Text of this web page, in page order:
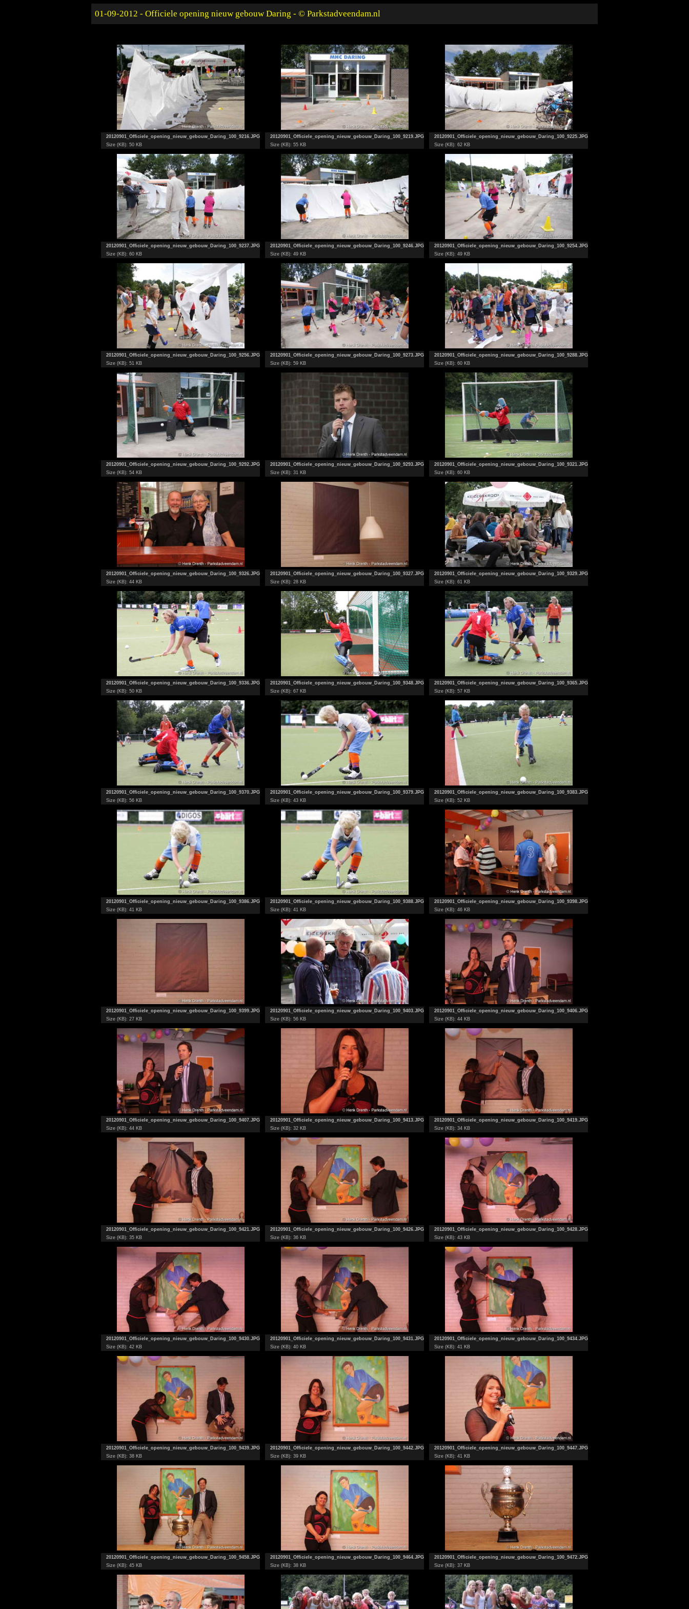
01-09-2012 - Officiele opening nieuw gebouw Daring - © Parkstadveendam.nl
20120901_Officiele_opening_nieuw_gebouw_Daring_100_9216.JPG
Size (KB): 50 KB
20120901_Officiele_opening_nieuw_gebouw_Daring_100_9219.JPG
Size (KB): 55 KB
20120901_Officiele_opening_nieuw_gebouw_Daring_100_9225.JPG
Size (KB): 62 KB
20120901_Officiele_opening_nieuw_gebouw_Daring_100_9237.JPG
Size (KB): 60 KB
20120901_Officiele_opening_nieuw_gebouw_Daring_100_9246.JPG
Size (KB): 49 KB
20120901_Officiele_opening_nieuw_gebouw_Daring_100_9254.JPG
Size (KB): 49 KB
20120901_Officiele_opening_nieuw_gebouw_Daring_100_9256.JPG
Size (KB): 51 KB
20120901_Officiele_opening_nieuw_gebouw_Daring_100_9273.JPG
Size (KB): 59 KB
20120901_Officiele_opening_nieuw_gebouw_Daring_100_9288.JPG
Size (KB): 60 KB
20120901_Officiele_opening_nieuw_gebouw_Daring_100_9292.JPG
Size (KB): 54 KB
20120901_Officiele_opening_nieuw_gebouw_Daring_100_9293.JPG
Size (KB): 31 KB
20120901_Officiele_opening_nieuw_gebouw_Daring_100_9321.JPG
Size (KB): 60 KB
20120901_Officiele_opening_nieuw_gebouw_Daring_100_9326.JPG
Size (KB): 44 KB
20120901_Officiele_opening_nieuw_gebouw_Daring_100_9327.JPG
Size (KB): 28 KB
20120901_Officiele_opening_nieuw_gebouw_Daring_100_9329.JPG
Size (KB): 61 KB
20120901_Officiele_opening_nieuw_gebouw_Daring_100_9336.JPG
Size (KB): 50 KB
20120901_Officiele_opening_nieuw_gebouw_Daring_100_9348.JPG
Size (KB): 67 KB
20120901_Officiele_opening_nieuw_gebouw_Daring_100_9365.JPG
Size (KB): 57 KB
20120901_Officiele_opening_nieuw_gebouw_Daring_100_9370.JPG
Size (KB): 56 KB
20120901_Officiele_opening_nieuw_gebouw_Daring_100_9379.JPG
Size (KB): 43 KB
20120901_Officiele_opening_nieuw_gebouw_Daring_100_9383.JPG
Size (KB): 52 KB
20120901_Officiele_opening_nieuw_gebouw_Daring_100_9386.JPG
Size (KB): 41 KB
20120901_Officiele_opening_nieuw_gebouw_Daring_100_9388.JPG
Size (KB): 41 KB
20120901_Officiele_opening_nieuw_gebouw_Daring_100_9398.JPG
Size (KB): 46 KB
20120901_Officiele_opening_nieuw_gebouw_Daring_100_9399.JPG
Size (KB): 27 KB
20120901_Officiele_opening_nieuw_gebouw_Daring_100_9403.JPG
Size (KB): 56 KB
20120901_Officiele_opening_nieuw_gebouw_Daring_100_9406.JPG
Size (KB): 44 KB
20120901_Officiele_opening_nieuw_gebouw_Daring_100_9407.JPG
Size (KB): 44 KB
20120901_Officiele_opening_nieuw_gebouw_Daring_100_9413.JPG
Size (KB): 32 KB
20120901_Officiele_opening_nieuw_gebouw_Daring_100_9419.JPG
Size (KB): 34 KB
20120901_Officiele_opening_nieuw_gebouw_Daring_100_9421.JPG
Size (KB): 35 KB
20120901_Officiele_opening_nieuw_gebouw_Daring_100_9426.JPG
Size (KB): 36 KB
20120901_Officiele_opening_nieuw_gebouw_Daring_100_9428.JPG
Size (KB): 43 KB
20120901_Officiele_opening_nieuw_gebouw_Daring_100_9430.JPG
Size (KB): 42 KB
20120901_Officiele_opening_nieuw_gebouw_Daring_100_9431.JPG
Size (KB): 40 KB
20120901_Officiele_opening_nieuw_gebouw_Daring_100_9434.JPG
Size (KB): 41 KB
20120901_Officiele_opening_nieuw_gebouw_Daring_100_9439.JPG
Size (KB): 38 KB
20120901_Officiele_opening_nieuw_gebouw_Daring_100_9442.JPG
Size (KB): 39 KB
20120901_Officiele_opening_nieuw_gebouw_Daring_100_9447.JPG
Size (KB): 41 KB
20120901_Officiele_opening_nieuw_gebouw_Daring_100_9458.JPG
Size (KB): 45 KB
20120901_Officiele_opening_nieuw_gebouw_Daring_100_9464.JPG
Size (KB): 38 KB
20120901_Officiele_opening_nieuw_gebouw_Daring_100_9472.JPG
Size (KB): 37 KB